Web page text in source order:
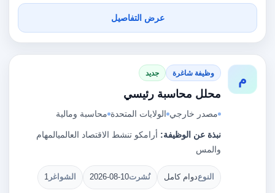
عرض التفاصيل
م وظيفة شاغرة جديد
محلل محاسبة رئيسي
مصدر خارجي الولايات المتحدة محاسبة ومالية
نبذة عن الوظيفة: أرامكو تنشط الاقتصاد العالميالمهام
والمس
النوعدوام كامل نُشرت2026-08-10 الشواغر 1